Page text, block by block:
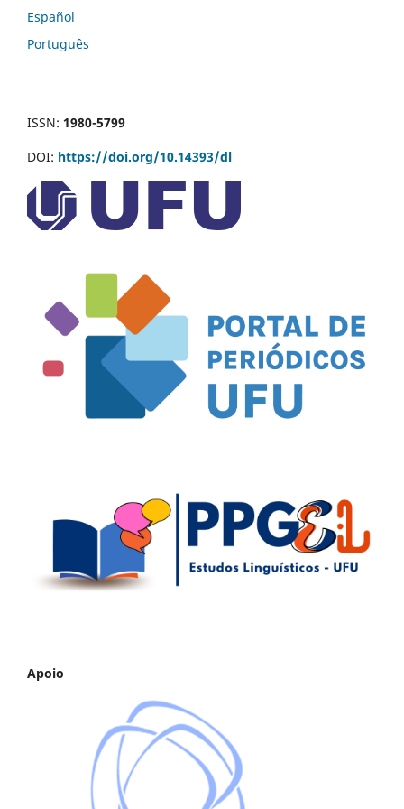
Español
Português
ISSN: 1980-5799
DOI: https://doi.org/10.14393/dl
Apoio